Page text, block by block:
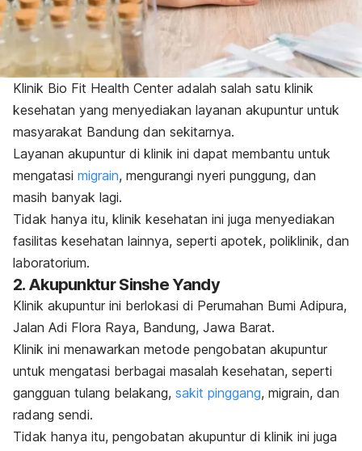
Klinik Bio Fit Health Center adalah salah satu klinik
kesehatan yang menyediakan layanan akupuntur untuk
masyarakat Bandung dan sekitarnya.
Layanan akupuntur di klinik ini dapat membantu untuk
mengatasi migrain, mengurangi nyeri punggung, dan
masih banyak lagi.
Tidak hanya itu, klinik kesehatan ini juga menyediakan
fasilitas kesehatan lainnya, seperti apotek, poliklinik, dan
laboratorium.
2. Akupunktur Sinshe Yandy
Klinik akupuntur ini berlokasi di Perumahan Bumi Adipura,
Jalan Adi Flora Raya, Bandung, Jawa Barat.
Klinik ini menawarkan metode pengobatan akupuntur
untuk mengatasi berbagai masalah kesehatan, seperti
gangguan tulang belakang, sakit pinggang, migrain, dan
radang sendi.
Tidak hanya itu, pengobatan akupuntur di klinik ini juga